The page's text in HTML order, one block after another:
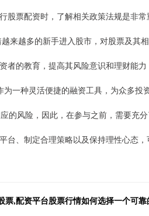
股票配资时，了解相关政策法规是非常
来越多的新手进入股市，对股票及其
者的教育，提高其风险意识和理财能
种灵活便捷的融资工具，为众多投资
的风险，因此，在参与之前，需要充分
台、制定合理策略以及保持理性心态
票,配资平台股票行情如何选择一个可